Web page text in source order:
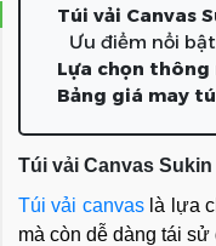
Túi vải Canvas
Ưu điểm nổi
Lựa chọn thông
Bảng giá may
Túi vải Canvas Sukin
Túi vải canvaslà lựa
mà còn dễ dàng tái